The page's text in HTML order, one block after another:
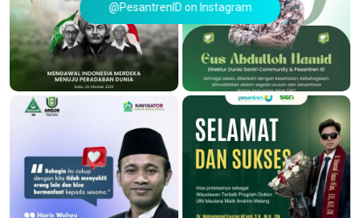
@PesantrenID on Instagram